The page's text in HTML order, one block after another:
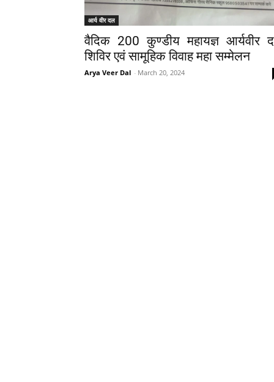
आर्य वीर दल
वैदिक 200 कुण्डीय महायज्ञ आर्यवीर
शिविर एवं सामूहिक विवाह महा सम्मेलन
Arya Veer Dal - March 20, 2024